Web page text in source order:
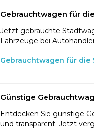
Gebrauchtwagen für
Jetzt gebrauchte
Fahrzeuge bei
Gebrauchtwagen für die
Günstige
Entdecken Sie günstige
und transparent. Jetzt